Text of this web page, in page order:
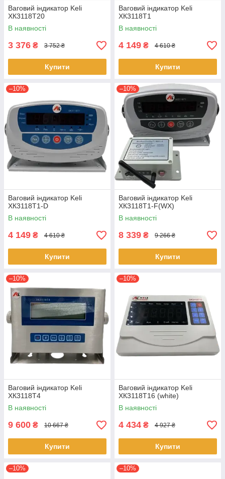
Ваговий індикатор Keli
ХК3118Т20
В наявності
3 376 ₴ 3 752 ₴
Купити
Ваговий індикатор Keli
ХК3118Т1
В наявності
4 149 ₴ 4 610 ₴
Купити
–10%
Ваговий індикатор Keli
ХК3118Т1-D
В наявності
4 149 ₴ 4 610 ₴
Купити
–10%
Ваговий індикатор Keli
ХК3118Т1-F(WX)
В наявності
8 339 ₴ 9 266 ₴
Купити
–10%
Ваговий індикатор Keli
ХК3118Т4
В наявності
9 600 ₴ 10 667 ₴
Купити
–10%
Ваговий індикатор Keli
ХК3118Т16 (white)
В наявності
4 434 ₴ 4 927 ₴
Купити
–10% –10%